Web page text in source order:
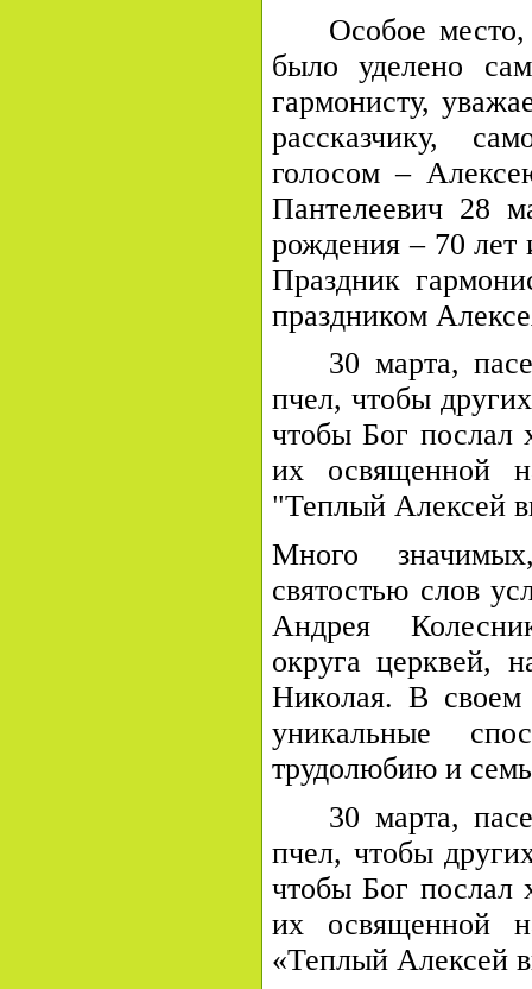
Особое
было уделено
гармонисту,
рассказчику,
голосом –
Пантелеевич 28
рождения – 70
Праздник
праздником
30 марта,
пчел, чтобы
чтобы Бог послал
их освященной
"Теплый Алексей
Много
святостью слов
Андрея
округа церквей,
Николая. В своем
уникальные
трудолюбию и
30 марта,
пчел, чтобы
чтобы Бог послал
их освященной
«Теплый Алексей